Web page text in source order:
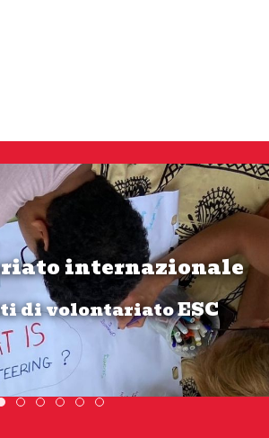
internazionale
di volontariato ESC
21 anni candidati ora!
DI PIÙ
Giovanile » 19 - 28 maggio 2026
ESC » Volontariato internazionale
DiscoverEu Inclusion
Scopri dove sono i nostri